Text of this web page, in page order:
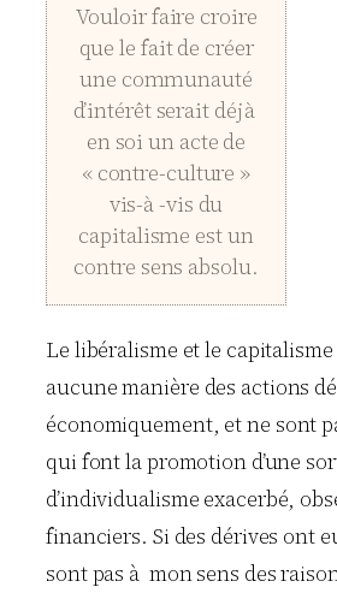
Vouloir faire croire
que le fait de créer
une communauté
d’intérêt serait déjà
en soi un acte de
« contre-culture »
vis-à -vis du
capitalisme est un
contre sens absolu.
Le libéralisme et le capitalisme
aucune manière des actions
économiquement, et ne sont
qui font la promotion d’une
d’individualisme exacerbé,
financiers. Si des dérives ont
sont pas à mon sens des